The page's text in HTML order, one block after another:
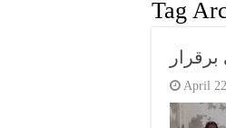
Tag
April